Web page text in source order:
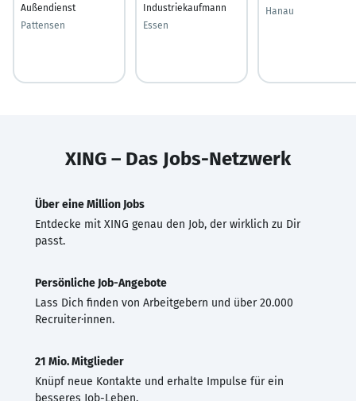
Außendienst
Pattensen
Industriekaufmann
Essen
Hanau
XING – Das Jobs-Netzwerk
Über eine Million Jobs
Entdecke mit XING genau den Job, der wirklich zu Dir
passt.
Persönliche Job-Angebote
Lass Dich finden von Arbeitgebern und über 20.000
Recruiter·innen.
21 Mio. Mitglieder
Knüpf neue Kontakte und erhalte Impulse für ein
besseres Job-Leben.